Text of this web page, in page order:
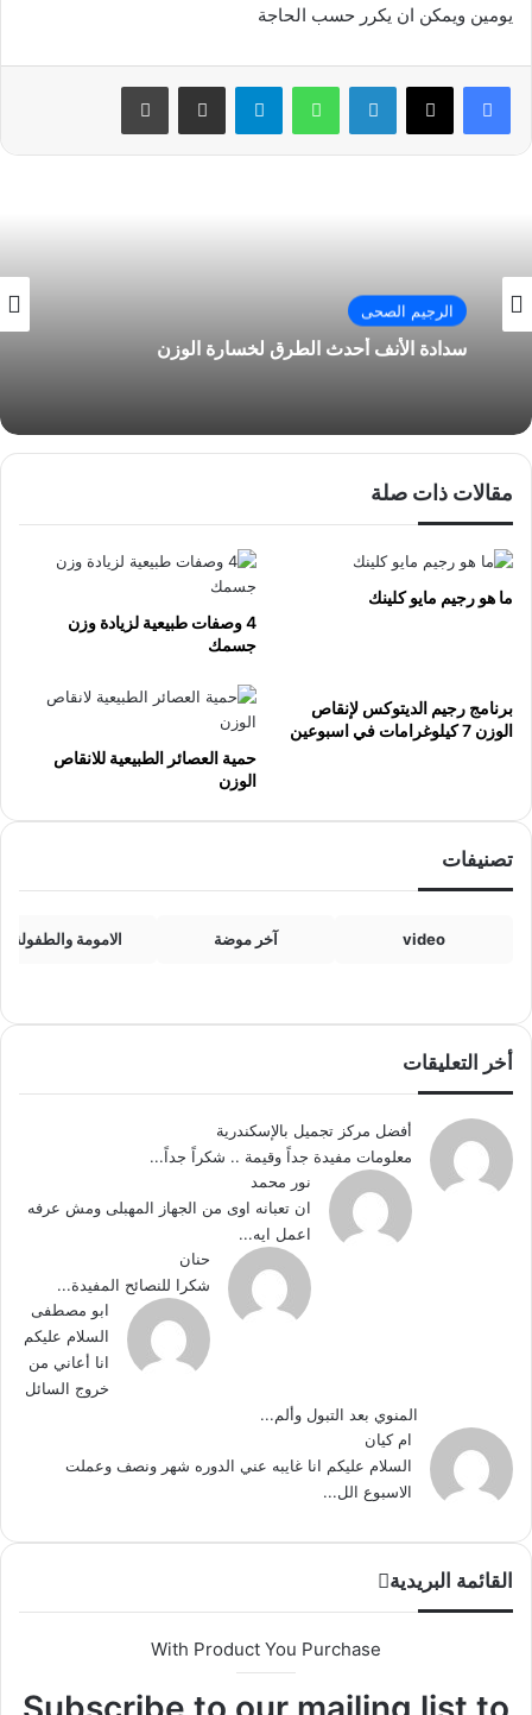
يومين ويمكن ان يكرر حسب الحاجة
فيسبوك لينكدإن واتساب
الرجيم الصحى
سدادة الأنف أحدث الطرق لخسارة الوزن
مقالات ذات صلة
ما هو رجيم مايو كلينك
4 وصفات طبيعية لزيادة وزن
جسمك
برنامج رجيم الديتوكس لإنقاص
الوزن 7 كيلوغرامات في اسبوعين
حمية العصائر الطبيعية للانقاص
الوزن
تصنيفات
video آخر موضة الامومة والطفولة
أخر التعليقات
أفضل مركز تجميل بالإسكندرية
معلومات مفيدة جداً وقيمة .. شكراً جداً...
نور محمد
ان تعبانه اوى من الجهاز المهبلى ومش عرفه
اعمل ايه...
حنان
شكرا للنصائح المفيدة...
ابو مصطفى
السلام عليكم
انا أعاني من
خروج السائل
المنوي بعد التبول وألم...
ام كيان
السلام عليكم انا غايبه عني الدوره شهر ونصف وعملت
الاسبوع الل...
القائمة البريدية
With Product You Purchase